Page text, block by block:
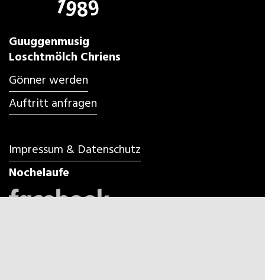
Guuggenmusig
Loschtmölch Chriens
Gönner werden
Auftritt anfragen
Impressum & Datenschutz
Nochelaufe